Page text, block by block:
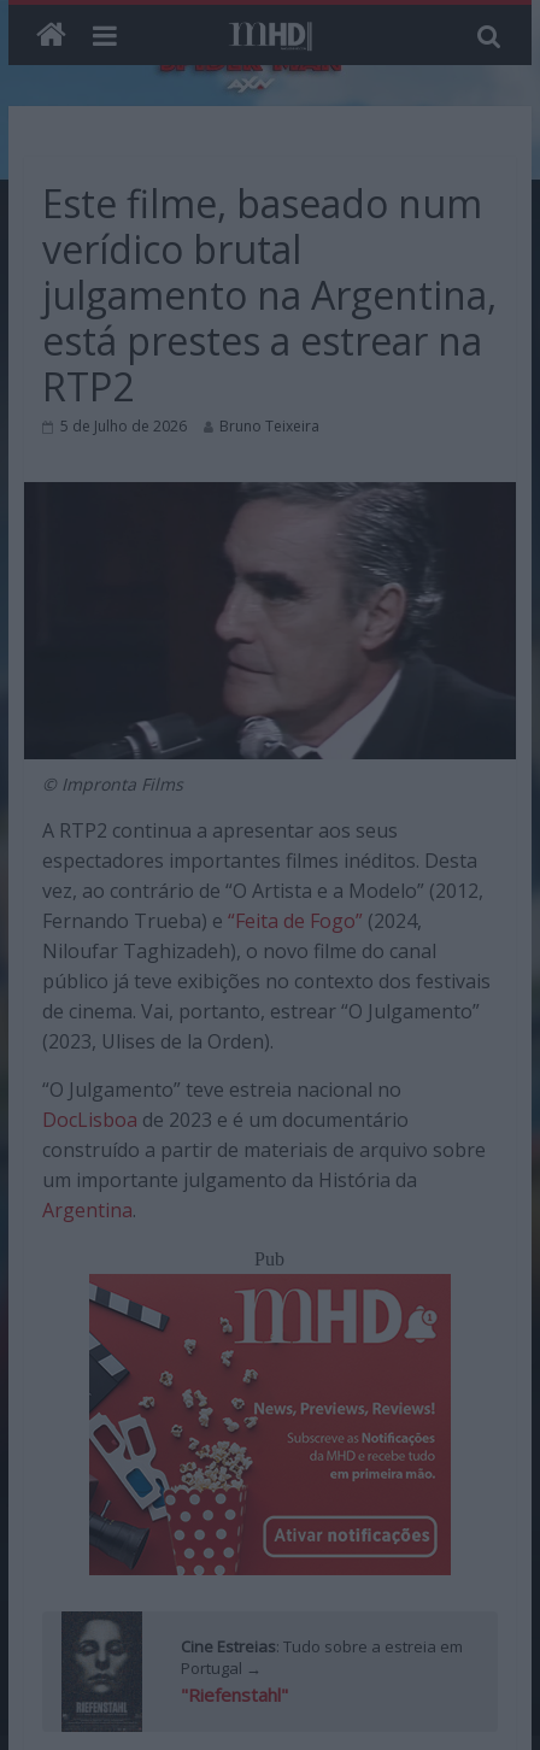
contentEste filme, baseado num
verídico brutal
julgamento na Argentina,
está prestes a estrear na
RTP2
5 de Julho de 2026 Bruno Teixeira
© Impronta Films
A RTP2 continua a apresentar aos seus
espectadores importantes filmes inéditos. Desta
vez, ao contrário de “O Artista e a Modelo” (2012,
Fernando Trueba) e “Feita de Fogo” (2024,
Niloufar Taghizadeh), o novo filme do canal
público já teve exibições no contexto dos festivais
de cinema. Vai, portanto, estrear “O Julgamento”
(2023, Ulises de la Orden).
“O Julgamento” teve estreia nacional no
DocLisboa de 2023 e é um documentário
construído a partir de materiais de arquivo sobre
um importante julgamento da História da
Argentina.
Pub
Cine Estreias: Tudo sobre a estreia em
Portugal →
"Riefenstahl"